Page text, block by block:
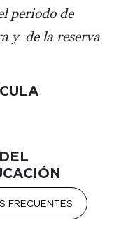
periodo de
y de la reserva
FRECUENTES